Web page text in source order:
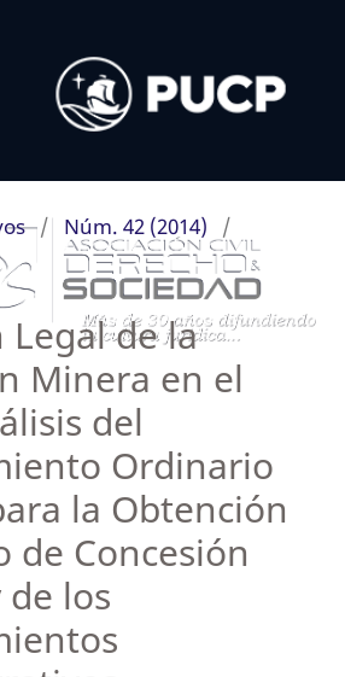
/ Núm. 42 (2014)
/
Legal de la
Minera en el
del
Ordinario
la Obtención
de Concesión
los